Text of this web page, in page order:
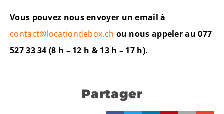
Vous pouvez nous envoyer un email à
contact@locationdebox.ch ou nous appeler au 077
527 33 34 (8 h – 12 h & 13 h – 17 h).
Partager